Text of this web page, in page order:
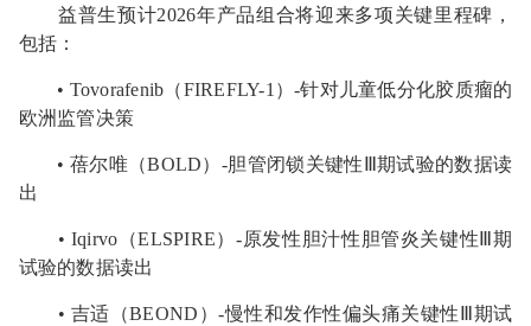
益普生预计2026年产品组合将迎来多项关键里程碑，
包括：
• Tovorafenib（FIREFLY-1）-针对儿童低分化胶质瘤的
欧洲监管决策
• 蓓尔唯（BOLD）-胆管闭锁关键性Ⅲ期试验的数据读
出
• Iqirvo（ELSPIRE）-原发性胆汁性胆管炎关键性Ⅲ期
试验的数据读出
• 吉适（BEOND）-慢性和发作性偏头痛关键性Ⅲ期试